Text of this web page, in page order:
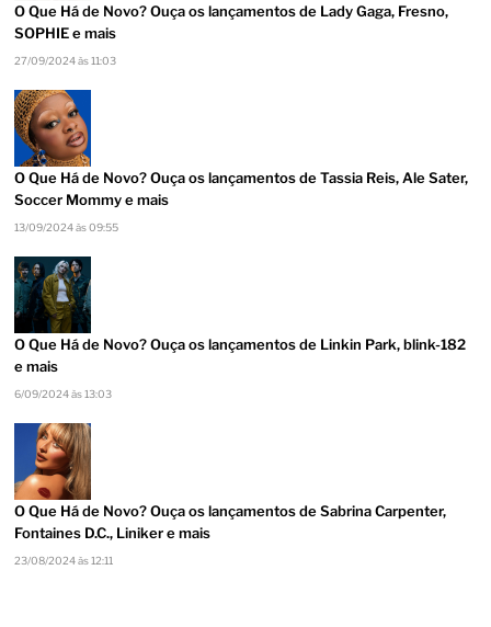
O Que Há de Novo? Ouça os lançamentos de Lady Gaga, Fresno,
SOPHIE e mais
27/09/2024 às 11:03
O Que Há de Novo? Ouça os lançamentos de Tassia Reis, Ale Sater,
Soccer Mommy e mais
13/09/2024 às 09:55
O Que Há de Novo? Ouça os lançamentos de Linkin Park, blink-182
e mais
6/09/2024 às 13:03
O Que Há de Novo? Ouça os lançamentos de Sabrina Carpenter,
Fontaines D.C., Liniker e mais
23/08/2024 às 12:11